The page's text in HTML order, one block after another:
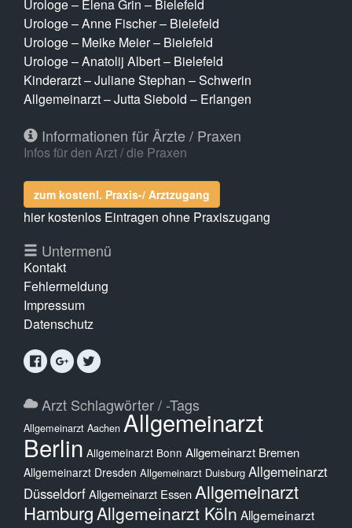
Urologe – Elena Grin – Bielefeld
Urologe – Anne Fischer – Bielefeld
Urologe – Meike Meier – Bielefeld
Urologe – Anatolij Albert – Bielefeld
Kinderarzt – Juliane Stephan – Schwerin
Allgemeinarzt – Jutta Siebold – Erlangen
Informationen für Ärzte / Praxen
Infos für den Arzt / die Praxen
zum kostenl. Praxis-/ Arztzugang
hier kostenlos Eintragen ohne Praxiszugang
Untermenü
Kontakt
Fehlermeldung
Impressum
Datenschutz
Arzt Schlagwörter / -Tags
Allgemeinarzt Aachen Allgemeinarzt
Berlin Allgemeinarzt Bonn Allgemeinarzt Bremen
Allgemeinarzt Dresden Allgemeinarzt Duisburg Allgemeinarzt
DüsseldorfAllgemeinarzt Essen Allgemeinarzt
HamburgAllgemeinarzt Köln Allgemeinarzt